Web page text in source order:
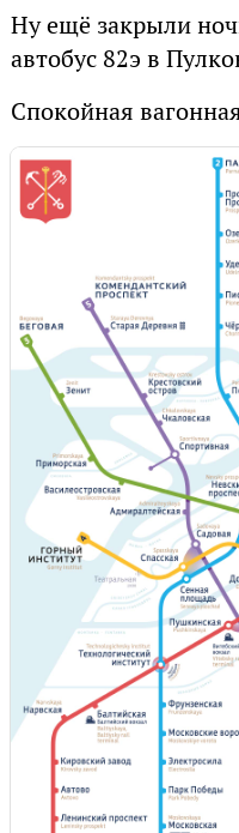
Ну ещё закрыли
автобус 82э в
Спокойная